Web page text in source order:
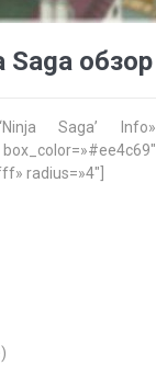
Saga обзор
Saga’ Info»
radius=»4″]